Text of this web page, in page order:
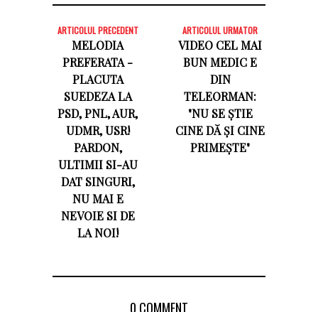
ARTICOLUL PRECEDENT
MELODIA
PREFERATA -
PLACUTA
SUEDEZA LA
PSD, PNL, AUR,
UDMR, USR!
PARDON,
ULTIMII SI-AU
DAT SINGURI,
NU MAI E
NEVOIE SI DE
LA NOI!
ARTICOLUL URMATOR
VIDEO CEL MAI
BUN MEDIC E
DIN
TELEORMAN:
"NU SE ŞTIE
CINE DĂ ŞI CINE
PRIMEŞTE"
0 COMMENT